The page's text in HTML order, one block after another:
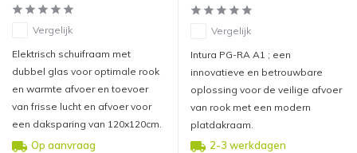
Vergelijk
Elektrisch schuifraam met
dubbel glas voor optimale rook
en warmte afvoer en toevoer
van frisse lucht en afvoer voor
een daksparing van 120x120cm.
Op aanvraag
Vergelijk
Intura PG-RA A1 ; een
innovatieve en betrouwbare
oplossing voor de veilige afvoer
van rook met een modern
platdakraam.
2-3 werkdagen